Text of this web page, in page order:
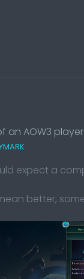
an AOW3 player
expect a
better,